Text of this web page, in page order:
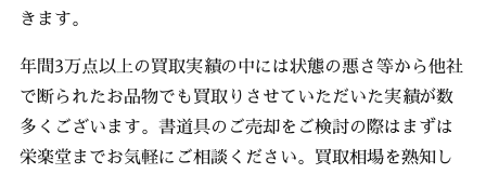
きます。
年間3万点以上の買取実績の中には状態の悪さ等から他社
で断られたお品物でも買取りさせていただいた実績が数
多くございます。書道具のご売却をご検討の際はまずは
栄楽堂までお気軽にご相談ください。買取相場を熟知し